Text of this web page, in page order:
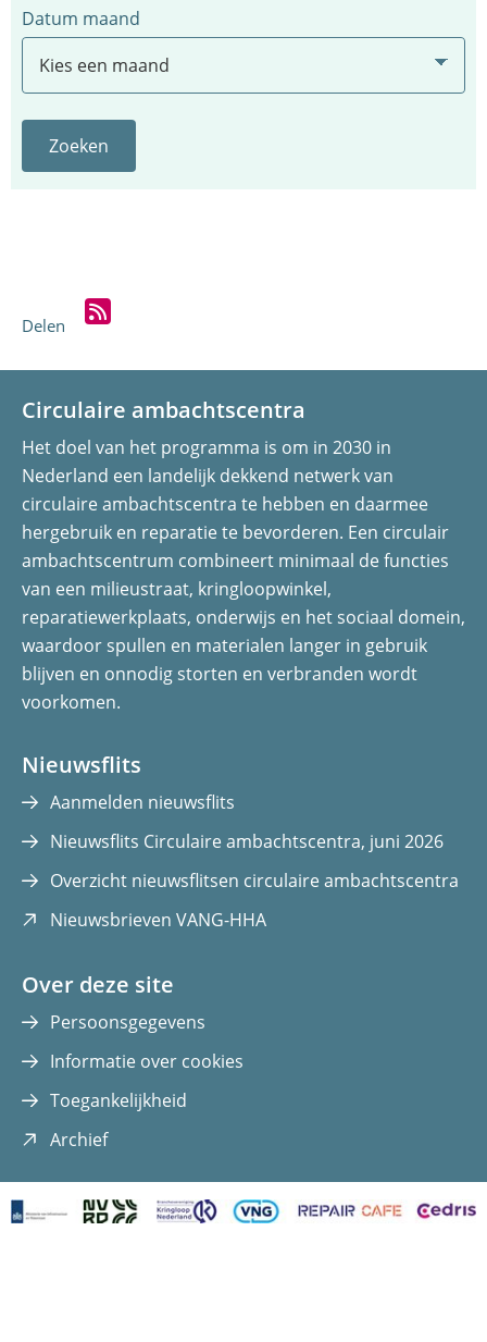
Datum maand
Zoeken
Delen
S
Circulaire ambachtscentra
Het doel van het programma is om in 2030 in
Nederland een landelijk dekkend netwerk van
circulaire ambachtscentra te hebben en daarmee
hergebruik en reparatie te bevorderen. Een circulair
ambachtscentrum combineert minimaal de functies
van een milieustraat, kringloopwinkel,
reparatiewerkplaats, onderwijs en het sociaal domein,
waardoor spullen en materialen langer in gebruik
blijven en onnodig storten en verbranden wordt
voorkomen.
Nieuwsflits
Aanmelden nieuwsflits
Nieuwsflits Circulaire ambachtscentra, juni 2026
Overzicht nieuwsflitsen circulaire ambachtscentra
Nieuwsbrieven VANG-HHA(opent
Over deze site
Persoonsgegevens
Informatie over cookies
Toegankelijkheid
Archief(opent
nieuw
venster)